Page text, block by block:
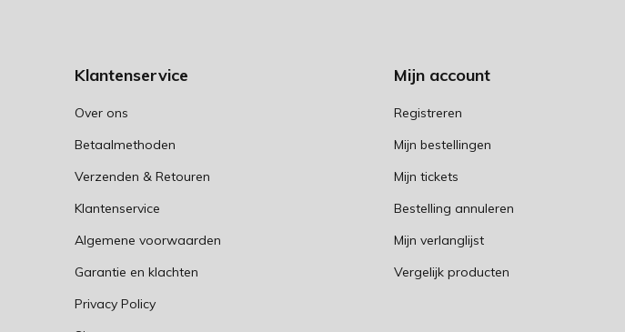
Klantenservice
Over ons
Betaalmethoden
Verzenden & Retouren
Klantenservice
Algemene voorwaarden
Garantie en klachten
Privacy Policy
Mijn account
Registreren
Mijn bestellingen
Mijn tickets
Bestelling annuleren
Mijn verlanglijst
Vergelijk producten